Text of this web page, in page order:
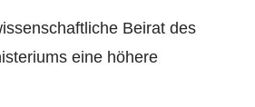
Beirat des
eine höhere